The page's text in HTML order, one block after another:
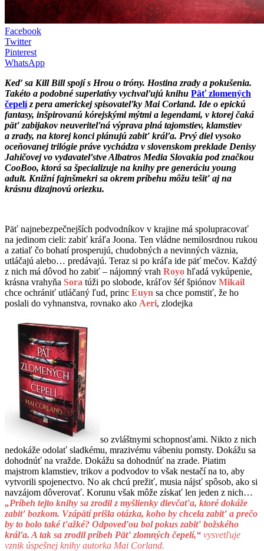
Facebook
Twitter
Pinterest
WhatsApp
Keď sa Kill Bill spojí s Hrou o tróny. Hostina zrady a pokušenia.
Takéto a podobné superlatívy vychvaľujú knihu Päť zlomených
čepelíz pera americkej spisovateľky Mai Corland. Ide o epickú
fantasy, inšpirovanú kórejskými mýtmi a legendami, v ktorej čaká
päť zabijakov neuveriteľná výprava plná tajomstiev, klamstiev
a zrady, na ktorej konci plánujú zabiť kráľa. Prvý diel vysoko
oceňovanej trilógie práve vychádza v slovenskom preklade Denisy
Jahičovej vo vydavateľstve Albatros Media Slovakia pod značkou
CooBoo, ktorá sa špecializuje na knihy pre generáciu young
adult. Knižní fajnšmekri sa okrem príbehu môžu tešiť aj na
krásnu dizajnovú oriezku.
Päť najnebezpečnejších podvodníkov v krajine má spolupracovať
na jedinom cieli: zabiť kráľa Joona. Ten vládne nemilosrdnou rukou
a zatiaľ čo bohatí prosperujú, chudobných a nevinných väznia,
utláčajú alebo… predávajú. Teraz si po kráľa ide päť mečov. Každý
z nich má dôvod ho zabiť – nájomný vrah Royo hľadá vykúpenie,
krásna vrahyňa Sora túži po slobode, kráľov šéf špiónov Mikail
chce ochrániť utláčaný ľud, princ Euyn sa chce pomstiť, že ho
poslali do vyhnanstva, rovnako ako Aeri, zlodejka
so zvláštnymi schopnosťami. Nikto z nich
nedokáže odolať sladkému, mrazivému vábeniu pomsty. Dokážu sa
dohodnúť na vražde. Dokážu sa dohodnúť na zrade. Piatim
majstrom klamstiev, trikov a podvodov to však nestačí na to, aby
vytvorili spojenectvo. No ak chcú prežiť, musia nájsť spôsob, ako si
navzájom dôverovať. Korunu však môže získať len jeden z nich…
„Príbeh tejto knihy sa zrodil z myšlienky dievčaťa, ktoré dokáže
zabiť bozkom. Vzápätí prišla otázka, koho by chcela zabiť a prečo
by to bolo také ťažké? Odpoveďou bol pokus zabiť božského
kráľa. A tak sa zrodil príbeh Päť zlomných čepelí,“ vysvetľuje
vznik úspešnej knihy autorka Mai Corland.